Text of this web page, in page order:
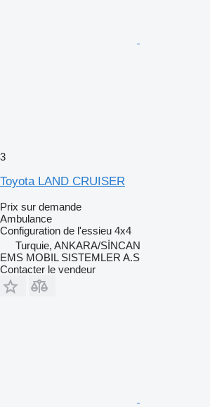
3
Toyota LAND CRUISER
Prix sur demande
Ambulance
Configuration de l'essieu 4x4
Turquie, ANKARA/SİNCAN
EMS MOBIL SISTEMLER A.S
Contacter le vendeur